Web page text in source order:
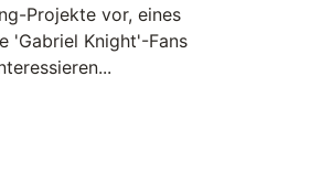
Projekte vor, eines
'Gabriel Knight'-Fans